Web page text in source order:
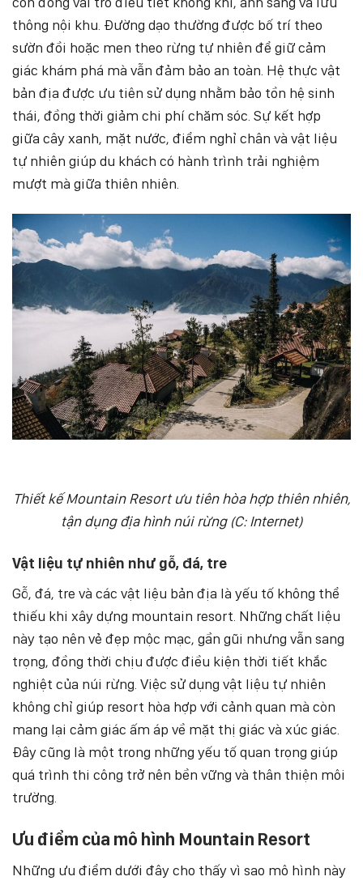
thông nội khu. Đường dạo thường được bố trí theo
sườn đồi hoặc men theo rừng tự nhiên để giữ cảm
giác khám phá mà vẫn đảm bảo an toàn. Hệ thực vật
bản địa được ưu tiên sử dụng nhằm bảo tồn hệ sinh
thái, đồng thời giảm chi phí chăm sóc. Sự kết hợp
giữa cây xanh, mặt nước, điểm nghỉ chân và vật liệu
tự nhiên giúp du khách có hành trình trải nghiệm
mượt mà giữa thiên nhiên.
Thiết kế Mountain Resort ưu tiên hòa hợp thiên nhiên,
tận dụng địa hình núi rừng (C: Internet)
Vật liệu tự nhiên như gỗ, đá, tre
Gỗ, đá, tre và các vật liệu bản địa là yếu tố không thể
thiếu khi xây dựng mountain resort. Những chất liệu
này tạo nên vẻ đẹp mộc mạc, gần gũi nhưng vẫn sang
trọng, đồng thời chịu được điều kiện thời tiết khắc
nghiệt của núi rừng. Việc sử dụng vật liệu tự nhiên
không chỉ giúp resort hòa hợp với cảnh quan mà còn
mang lại cảm giác ấm áp về mặt thị giác và xúc giác.
Đây cũng là một trong những yếu tố quan trọng giúp
quá trình thi công trở nên bền vững và thân thiện môi
trường.
Ưu điểm của mô hình Mountain Resort
Những ưu điểm dưới đây cho thấy vì sao mô hình này